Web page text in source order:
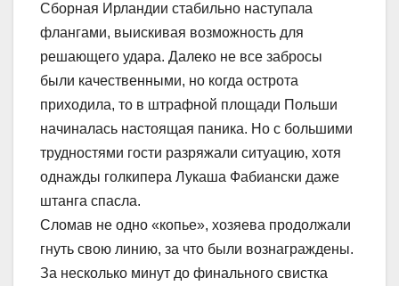
Сборная Ирландии стабильно наступала
флангами, выискивая возможность для
решающего удара. Далеко не все забросы
были качественными, но когда острота
приходила, то в штрафной площади Польши
начиналась настоящая паника. Но с большими
трудностями гости разряжали ситуацию, хотя
однажды голкипера Лукаша Фабиански даже
штанга спасла.
Сломав не одно «копье», хозяева продолжали
гнуть свою линию, за что были вознаграждены.
За несколько минут до финального свистка